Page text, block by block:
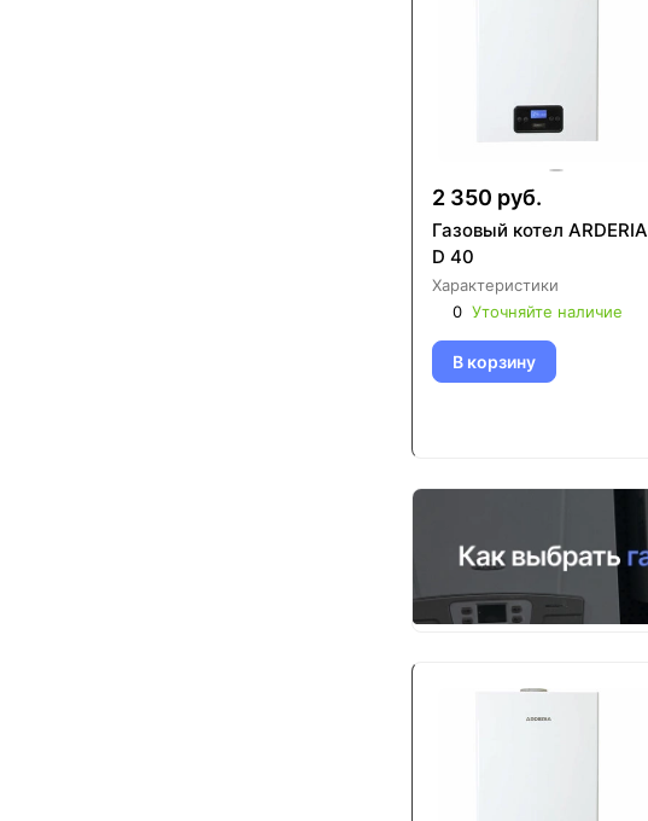
2 350 руб.
Газовый котел ARDERIA
D 40
Характеристики
0 Уточняйте наличие
В корзину